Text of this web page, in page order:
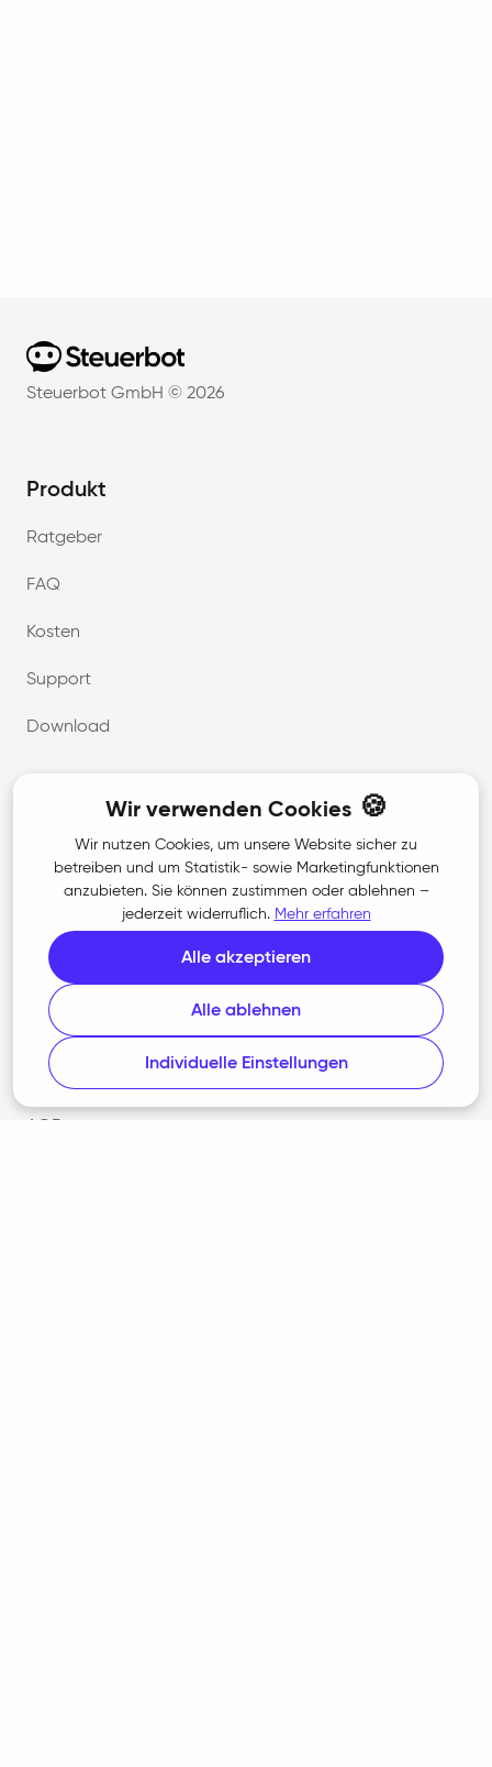
Home
Steuerbot GmbH © 2026
Produkt
Ratgeber
FAQ
Kosten
Support
Download
Unternehmen
Über uns
Kontakt
Presse
Rechtliches
AGB
Wir verwenden Cookies🍪
Wir nutzen Cookies, um unsere Website sicher zu
betreiben und um Statistik- sowie Marketingfunktionen
anzubieten. Sie können zustimmen oder ablehnen –
jederzeit widerruflich. Mehr erfahren
Alle akzeptieren
Alle ablehnen
Individuelle Einstellungen